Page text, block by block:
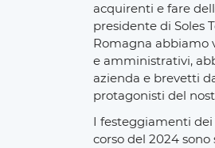
acquirenti e fare
presidente di Soles
Romagna abbiamo
e amministrativi,
azienda e brevetti
protagonisti del
I festeggiamenti
corso del 2024